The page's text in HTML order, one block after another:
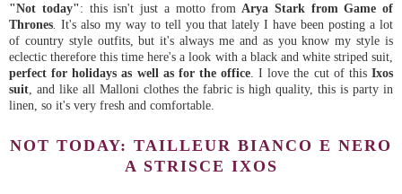
"Not today": this isn't just a motto from Arya Stark from Game of
Thrones. It's also my way to tell you that lately I have been posting a lot
of country style outfits, but it's always me and as you know my style is
eclectic therefore this time here's a look with a black and white striped suit,
perfect for holidays as well as for the office. I love the cut of thisIxos
suit, and like all Malloni clothes the fabric is high quality, this is party in
linen, so it's very fresh and comfortable.
NOT TODAY: TAILLEUR BIANCO E NERO
A STRISCE IXOS